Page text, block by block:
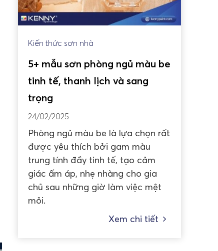
Kiến thức sơn nhà
5+ mẫu sơn phòng ngủ màu be
tinh tế, thanh lịch và sang
trọng
24/02/2025
Phòng ngủ màu be là lựa chọn rất
được yêu thích bởi gam màu
trung tính đầy tinh tế, tạo cảm
giác ấm áp, nhẹ nhàng cho gia
chủ sau những giờ làm việc mệt
mỏi.
Xem chi tiết